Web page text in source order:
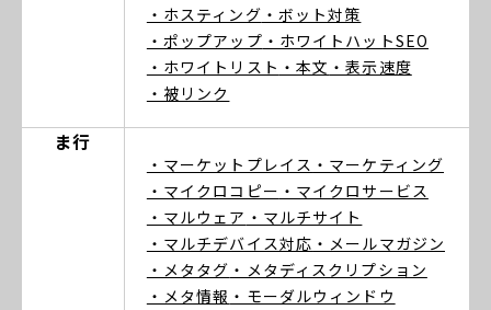
・ホスティング ・ボット対策
・ポップアップ ・ホワイトハットSEO
・ホワイトリスト ・本文 ・表示速度
・被リンク
ま行
・マーケットプレイス ・マーケティング
・マイクロコピー ・マイクロサービス
・マルウェア ・マルチサイト
・マルチデバイス対応 ・メールマガジン
・メタタグ ・メタディスクリプション
・メタ情報 ・モーダルウィンドウ